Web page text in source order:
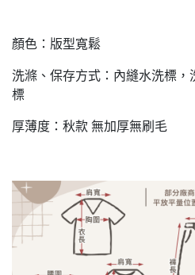
顏色：版型寬鬆
洗滌、保存方式：內縫水洗標
標
厚薄度：秋款 無加厚無刷毛